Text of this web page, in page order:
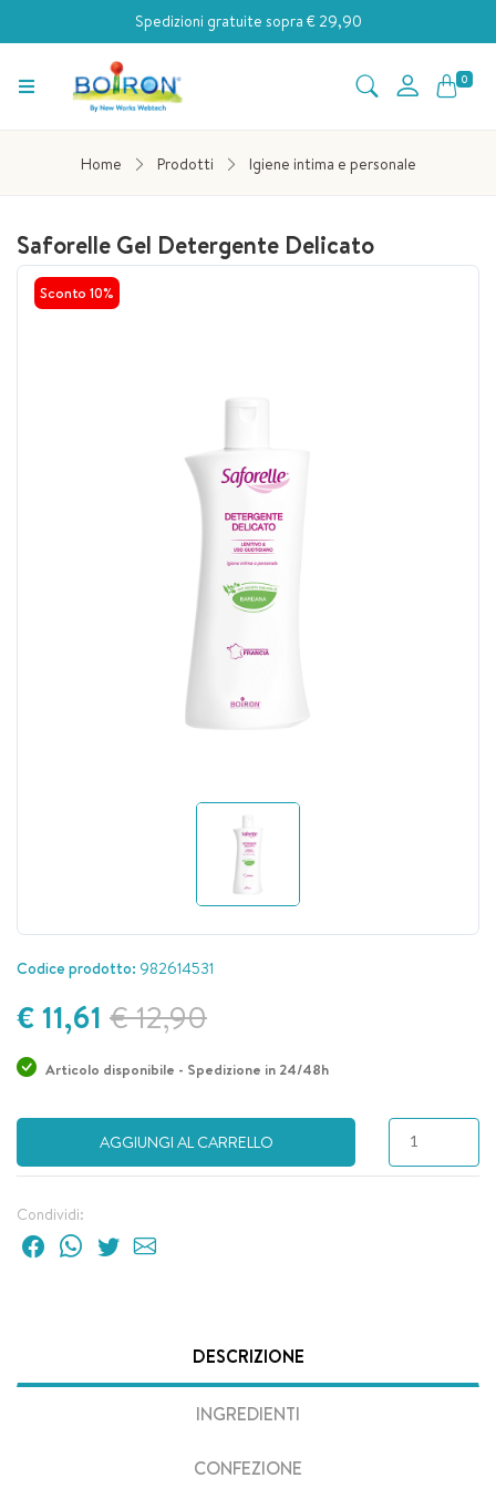
Spedizioni gratuite sopra € 29,90
0
Home Prodotti Igiene intima e personale
Saforelle Gel Detergente Delicato
Sconto 10%
Codice prodotto: 982614531
€ 11,61 € 12,90
Articolo disponibile - Spedizione in 24/48h
AGGIUNGI AL CARRELLO
Condividi:
DESCRIZIONE
INGREDIENTI
CONFEZIONE